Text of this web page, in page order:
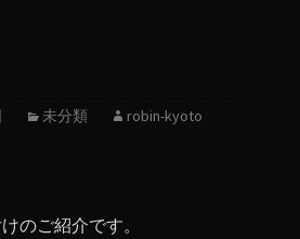
未分類 robin-kyoto
のご紹介です。